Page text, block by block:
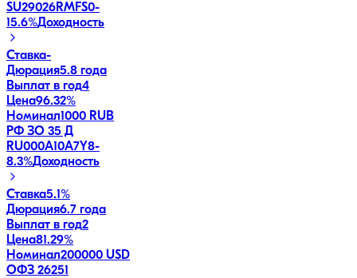
SU29026RMFS0-
15.6%Доходность
Ставка-
Дюрация5.8 года
Выплат в год4
Цена96.32%
Номинал1000 RUB
РФ ЗО 35 Д
RU000A10A7Y8-
8.3%Доходность
Ставка5.1%
Дюрация6.7 года
Выплат в год2
Цена81.29%
Номинал200000 USD
ОФЗ 26251